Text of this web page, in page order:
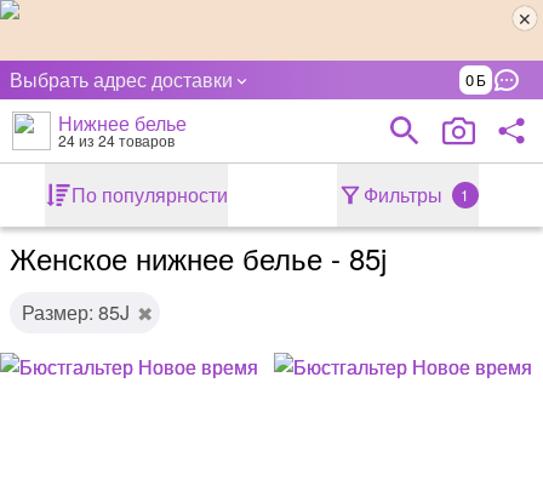
Выбрать адрес доставки 0
Нижнее белье
24из 24 товаров
По популярности Фильтры 1
Женское нижнее белье - 85j
Размер: 85J